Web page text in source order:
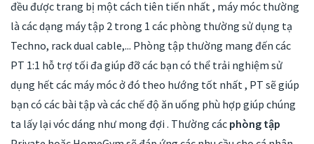
đều được trang bị một cách tiên tiến nhất , máy móc thường
là các dạng máy tập 2 trong 1 các phòng thường sử dụng tạ
Techno, rack dual cable,... Phòng tập thường mang đến các
PT 1:1 hỗ trợ tối đa giúp đỡ các bạn có thể trải nghiệm sử
dụng hết các máy móc ở đó theo hướng tốt nhất , PT sẽ giúp
bạn có các bài tập và các chế độ ăn uống phù hợp giúp chúng
ta lấy lại vóc dáng như mong đợi . Thường các phòng tập